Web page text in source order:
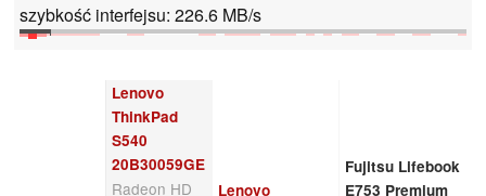
szybkość interfejsu: 226.6 MB/s
Lenovo
ThinkPad
S540
20B30059GE
Radeon HD
Lenovo
Fujitsu Lifebook
E753 Premium